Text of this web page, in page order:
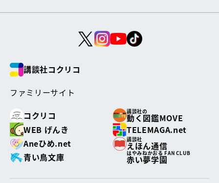
講談社コクリコ
ファミリーサイト
コクリコ
講談社の
動く図鑑MOVE
WEB げんき
TELEMAGA.net
Aneひめ.net
講談社
えほん通信
青い鳥文庫
はやみねかおる FAN CLUB
赤い夢学園